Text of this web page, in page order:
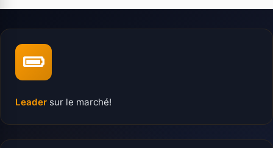
Leader sur le marché!